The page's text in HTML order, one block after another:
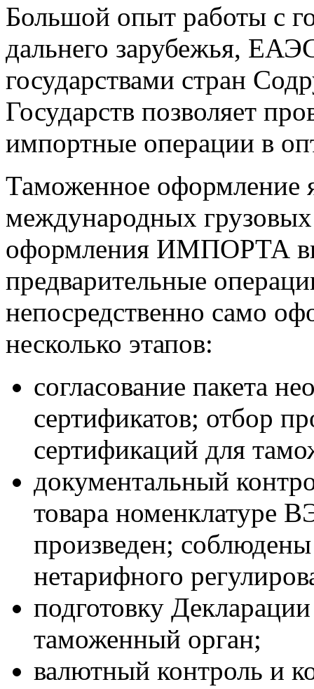
Большой опыт работы с
дальнего зарубежья,
государствами стран
Государств позволяет
импортные операции в
Таможенное оформление
международных
оформления ИМПОРТА
предварительные
непосредственно само
несколько этапов:
согласование пакета
сертификатов; отбор
сертификаций для
документальный
товара номенклатуре
произведен;
нетарифного
подготовку
таможенный орган;
валютный контроль и